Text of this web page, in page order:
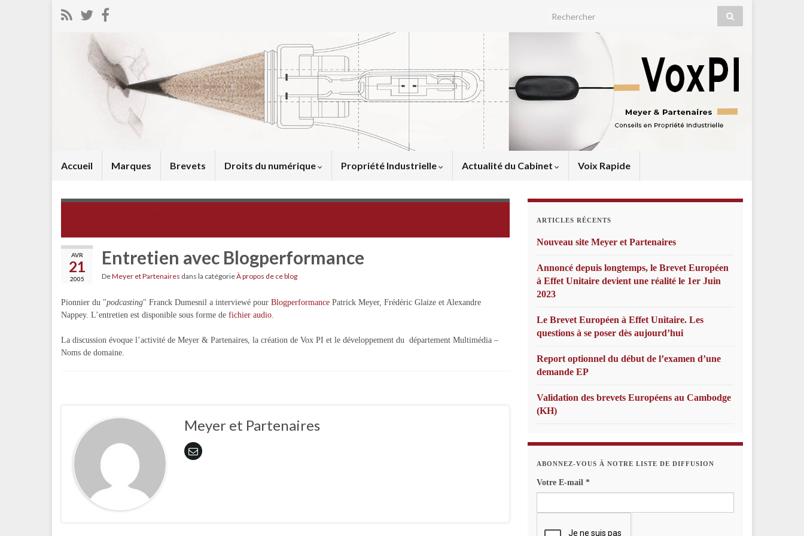
Search for:
Accueil Marques Brevets Droits du numérique Propriété Industrielle Actualité du Cabinet Voix Rapide
AVR
21
2005
Entretien avec Blogperformance
DeMeyer et Partenaires dans la catégorieÀ propos de ce blog
Pionnier du "podcasting" Franck Dumesnil a interviewé pour Blogperformance Patrick Meyer, Frédéric Glaize et Alexandre
Nappey. L’entretien est disponible sous forme de fichier audio.
La discussion évoque l’activité de Meyer & Partenaires, la création de Vox PI et le développement du département Multimédia –
Noms de domaine.
Meyer et Partenaires
ARTICLES RÉCENTS
Nouveau site Meyer et Partenaires
Annoncé depuis longtemps, le Brevet Européen
à Effet Unitaire devient une réalité le 1er Juin
2023
Le Brevet Européen à Effet Unitaire. Les
questions à se poser dès aujourd’hui
Report optionnel du début de l’examen d’une
demande EP
Validation des brevets Européens au Cambodge
(KH)
ABONNEZ-VOUS À NOTRE LISTE DE DIFFUSION
Votre E-mail *